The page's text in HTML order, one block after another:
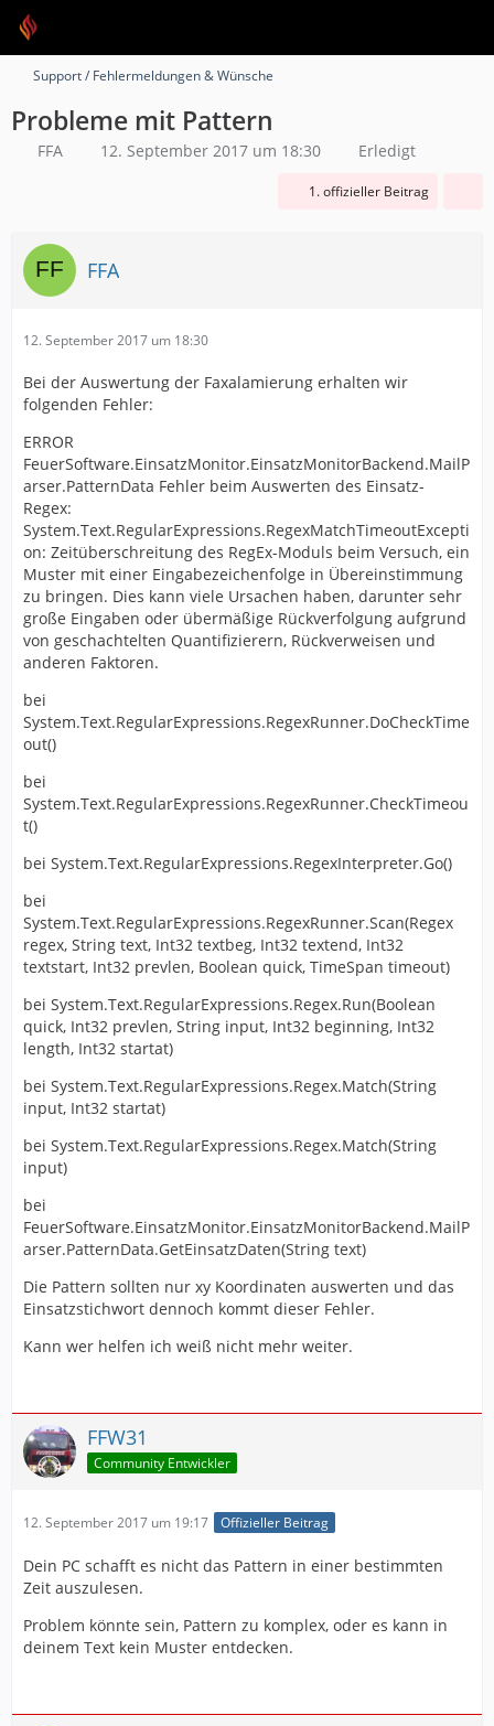
Support / Fehlermeldungen & Wünsche
Probleme mit Pattern
FFA 12. September 2017 um 18:30 Erledigt
1. offizieller Beitrag
FFA
12. September 2017 um 18:30
Bei der Auswertung der Faxalamierung erhalten wir
folgenden Fehler:
ERROR
FeuerSoftware.EinsatzMonitor.EinsatzMonitorBackend.MailP
arser.PatternData Fehler beim Auswerten des Einsatz-
Regex:
System.Text.RegularExpressions.RegexMatchTimeoutExcepti
on: Zeitüberschreitung des RegEx-Moduls beim Versuch, ein
Muster mit einer Eingabezeichenfolge in Übereinstimmung
zu bringen. Dies kann viele Ursachen haben, darunter sehr
große Eingaben oder übermäßige Rückverfolgung aufgrund
von geschachtelten Quantifizierern, Rückverweisen und
anderen Faktoren.
bei
System.Text.RegularExpressions.RegexRunner.DoCheckTime
out()
bei
System.Text.RegularExpressions.RegexRunner.CheckTimeou
t()
bei System.Text.RegularExpressions.RegexInterpreter.Go()
bei
System.Text.RegularExpressions.RegexRunner.Scan(Regex
regex, String text, Int32 textbeg, Int32 textend, Int32
textstart, Int32 prevlen, Boolean quick, TimeSpan timeout)
bei System.Text.RegularExpressions.Regex.Run(Boolean
quick, Int32 prevlen, String input, Int32 beginning, Int32
length, Int32 startat)
bei System.Text.RegularExpressions.Regex.Match(String
input, Int32 startat)
bei System.Text.RegularExpressions.Regex.Match(String
input)
bei
FeuerSoftware.EinsatzMonitor.EinsatzMonitorBackend.MailP
arser.PatternData.GetEinsatzDaten(String text)
Die Pattern sollten nur xy Koordinaten auswerten und das
Einsatzstichwort dennoch kommt dieser Fehler.
Kann wer helfen ich weiß nicht mehr weiter.
FFW31
Community Entwickler
12. September 2017 um 19:17 Offizieller Beitrag
Dein PC schafft es nicht das Pattern in einer bestimmten
Zeit auszulesen.
Problem könnte sein, Pattern zu komplex, oder es kann in
deinem Text kein Muster entdecken.